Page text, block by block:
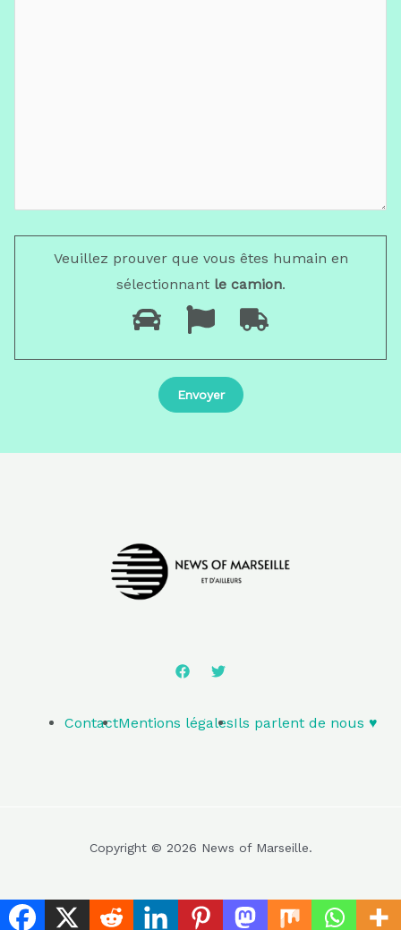
Veuillez prouver que vous êtes humain en
sélectionnantle camion.
ContactMentions légalesIls parlent de nous ♥️
Copyright © 2026 News of Marseille.